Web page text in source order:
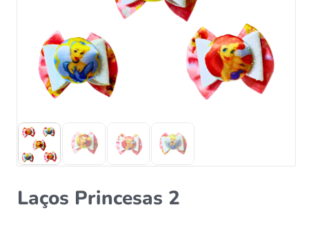
Laços Princesas 2